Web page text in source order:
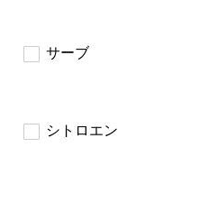
サーブ
シトロエン